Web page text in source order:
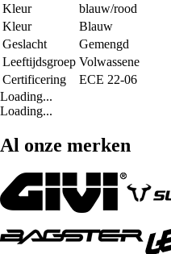
Kleur
blauw/rood
Kleur
Blauw
Geslacht
Gemengd
Leeftijdsgroep Volwassene
Certificering
ECE 22-06
Loading...
Loading...
Al onze merken